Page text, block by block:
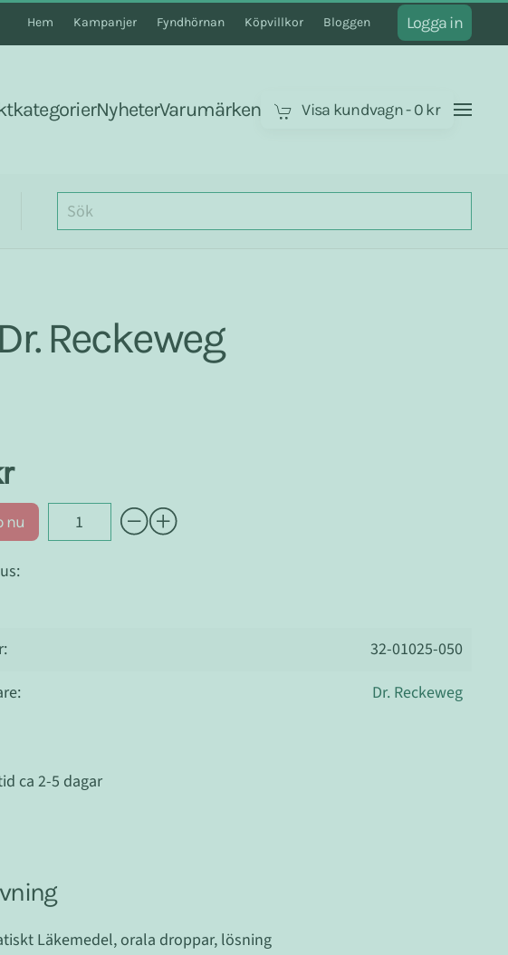
Hem Kampanjer Fyndhörnan Köpvillkor Bloggen Logga in
NyheterVarumärken Visa kundvagn-0 kr
Reckeweg
nu
32-01025-050
Dr. Reckeweg
ca 2-5 dagar
Läkemedel, orala droppar, lösning